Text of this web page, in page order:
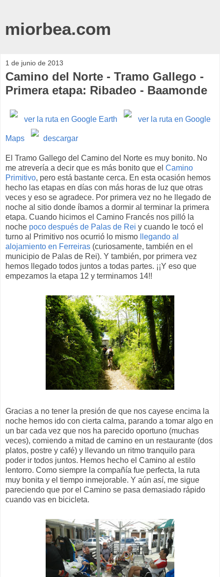
miorbea.com
1 de junio de 2013
Camino del Norte - Tramo Gallego -
Primera etapa: Ribadeo - Baamonde
ver la ruta en Google Earth ver la ruta en Google
Maps descargar
El Tramo Gallego del Camino del Norte es muy bonito. No
me atrevería a decir que es más bonito que el Camino
Primitivo, pero está bastante cerca. En esta ocasión hemos
hecho las etapas en días con más horas de luz que otras
veces y eso se agradece. Por primera vez no he llegado de
noche al sitio donde íbamos a dormir al terminar la primera
etapa. Cuando hicimos el Camino Francés nos pilló la
noche poco después de Palas de Rei y cuando le tocó el
turno al Primitivo nos ocurrió lo mismo
llegando al
alojamiento en Ferreiras (curiosamente, también en el
municipio de Palas de Rei). Y también, por primera vez
hemos llegado todos juntos a todas partes. ¡¡Y eso que
empezamos la etapa 12 y terminamos 14!!
Gracias a no tener la presión de que nos cayese encima la
noche hemos ido con cierta calma, parando a tomar algo en
un bar cada vez que nos ha parecido oportuno (muchas
veces), comiendo a mitad de camino en un restaurante (dos
platos, postre y café) y llevando un ritmo tranquilo para
poder ir todos juntos. Hemos hecho el Camino al estilo
lentorro. Como siempre la compañía fue perfecta, la ruta
muy bonita y el tiempo inmejorable. Y aún así, me sigue
pareciendo que por el Camino se pasa demasiado rápido
cuando vas en bicicleta.